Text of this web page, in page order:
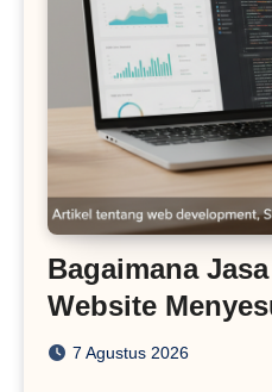
Bagaimana
Website
dengan
7 Agustus 2026